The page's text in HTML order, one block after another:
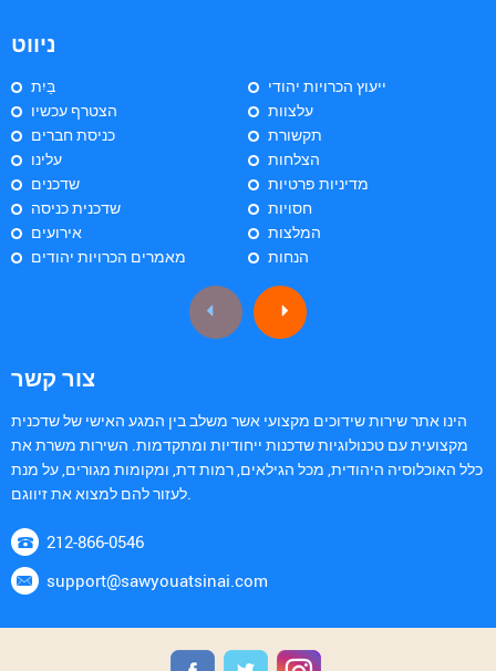
ניווט
בַּיִת
הצטרף עכשיו
כניסת חברים
עלינו
שדכנים
שדכנית כניסה
אירועים
מאמרים הכרויות יהודים
ייעוץ הכרויות יהודי
עלצוות
תקשורת
הצלחות
מדיניות פרטיות
חסויות
המלצות
הנחות
צור קשר
הינו אתר שירות שידוכים מקצועי אשר משלב בין המגע האישי של שדכנית
מקצועית עם טכנולוגיות שדכנות ייחודיות ומתקדמות. השירות משרת את
כלל האוכלוסיה היהודית, מכל הגילאים, רמות דת, ומקומות מגורים, על מנת
לעזור להם למצוא את זיווגם.
212-866-0546
support@sawyouatsinai.com